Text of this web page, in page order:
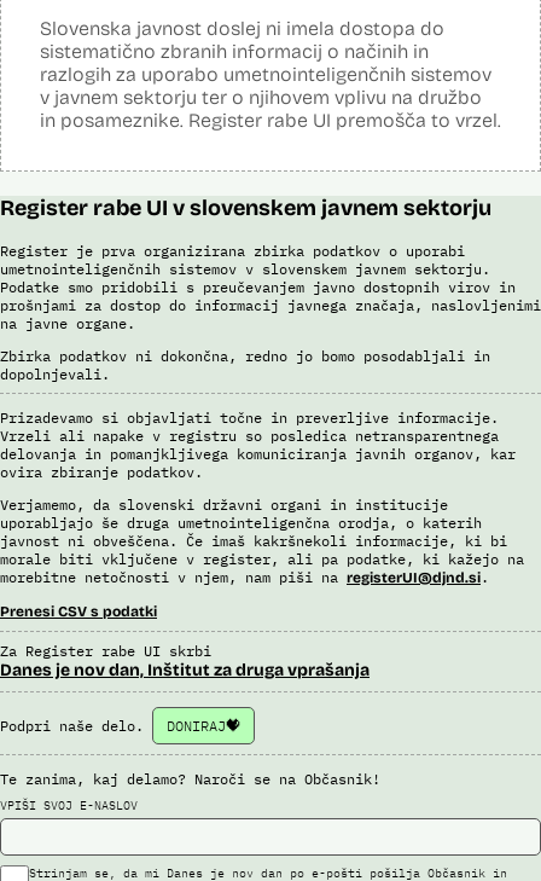
ter navedbo, ali se ujemanje nanaša na podatke o osebi ali na
podatke o potovalnem dokumentu. V primeru ujemanja poda tudi
podatke, na podlagi katerih je prišlo do ujemanja med preverjenimi
podatki in ocenjevalnimi merili.
Ocenjevalna merila so oblikovana z analitično obdelavo podatkov, pri
čemer se oblikujejo indikatorji tveganja, ki predstavljajo posamezne
predstavljajo specifične potovalne vzorce storilcev terorističnih in
omogočajo usmerjeno delo policije in drugih pristojnih organov na
na utemeljene razloge v posamičnem primeru posreduje podatke
potnikov, prijavljenih na let, oziroma podatke potnikov iz sistema
rezervacij letalskih vozovnic oziroma rezultate njihove obdelave
drugim enotam policije.
pri avtomatizirani obdelavi podatkov ter varnostna tveganja
posamično pregledajo še z neavtomatiziranimi sredstvi.
Sistem uporablja sledeče vire podatkov: Evidenca potnikov,
prijavljenih na let, Evidenca potnikov iz sistema rezervacij letalskih
vozovnic, Evidence policije, Schengenskega informacijskega sistema,
Interpola.
Viri:
Brošura 60 let informacijsko telekomunikacijskega sistema policije
Odgovor na zahtevek za informacije javnega značaja
Slovenska javnost doslej ni imela dostopa do
sistematično zbranih informacij o načinih in
razlogih za uporabo umetnointeligenčnih sistemov
v javnem sektorju ter o njihovem vplivu na družbo
in posameznike. Register rabe UI premošča to vrzel.
Register rabe UI v slovenskem javnem sektorju
Register je prva organizirana zbirka podatkov o uporabi
umetnointeligenčnih sistemov v slovenskem javnem sektorju.
Podatke smo pridobili s preučevanjem javno dostopnih virov in
prošnjami za dostop do informacij javnega značaja, naslovljenimi
na javne organe.
Zbirka podatkov ni dokončna, redno jo bomo posodabljali in
dopolnjevali.
Prizadevamo si objavljati točne in preverljive informacije.
Vrzeli ali napake v registru so posledica netransparentnega
delovanja in pomanjkljivega komuniciranja javnih organov, kar
ovira zbiranje podatkov.
Verjamemo, da slovenski državni organi in institucije
uporabljajo še druga umetnointeligenčna orodja, o katerih
javnost ni obveščena. Če imaš kakršnekoli informacije, ki bi
morale biti vključene v register, ali pa podatke, ki kažejo na
morebitne netočnosti v njem, nam piši na registerUI@djnd.si.
Prenesi CSV s podatki
Za Register rabe UI skrbi
Danes je nov dan, Inštitut za druga vprašanja
Podpri naše delo. DONIRAJ
Te zanima, kaj delamo? Naroči se na Občasnik!
VPIŠI SVOJ E-NASLOV
Strinjam se, da mi Danes je nov dan po e-pošti pošilja Občasnik in